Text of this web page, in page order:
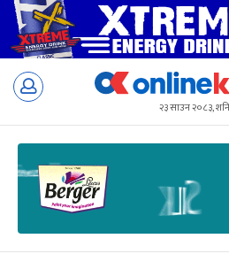
Skip
२३ साउन २०८३,